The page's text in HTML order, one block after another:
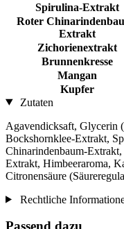
Spirulina-Extrakt
Roter
Extrakt
Zichorienextrakt
Brunnenkresse
Mangan
Kupfer
Zutaten
Agavendicksaft, Glycerin
Bockshornklee-Extrakt,
Chinarindenbaum-
Extrakt, Himbeeraroma,
Citronensäure
Rechtliche